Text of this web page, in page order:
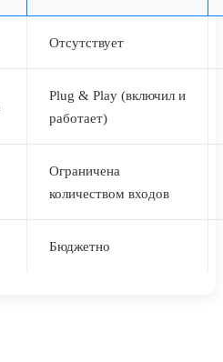
Отсутствует
Plug & Play (включил и
работает)
Ограничена
количеством входов
Бюджетно